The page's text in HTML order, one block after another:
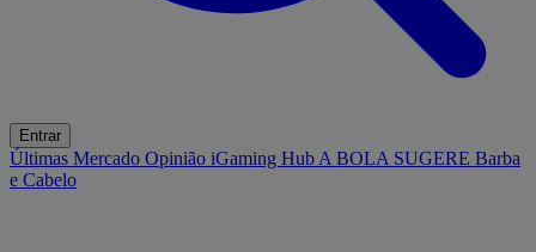
Entrar
Últimas Mercado Opinião iGaming Hub A BOLA SUGERE Barba
e Cabelo